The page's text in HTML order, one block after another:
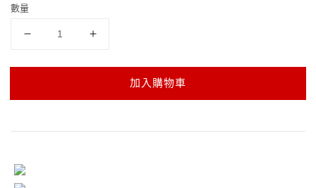
數量
加入購物車